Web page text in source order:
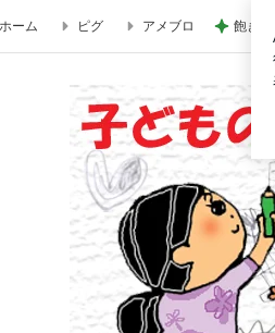
つのグッズをつくりたい時の裏
ホーム ピグ アメブロ 飽きを